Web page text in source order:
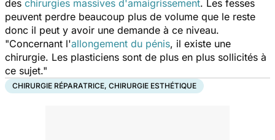
des chirurgies massives d'amaigrissement. Les fesses
peuvent perdre beaucoup plus de volume que le reste
donc il peut y avoir une demande à ce niveau.
"Concernant l'allongement du pénis, il existe une
chirurgie. Les plasticiens sont de plus en plus sollicités à
ce sujet."
CHIRURGIE RÉPARATRICE, CHIRURGIE ESTHÉTIQUE